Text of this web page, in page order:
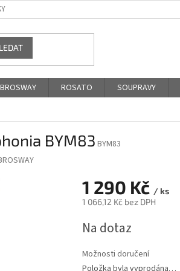
BROSWAY ROSATO SOUPRAVY
BYM83 BYM83
1 290 Kč / ks
1 066,12 Kč bez DPH
cena:
Na dotaz
Možnosti doručení